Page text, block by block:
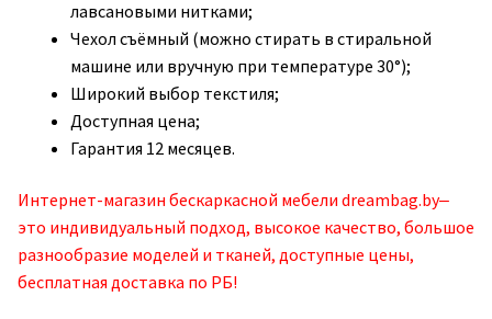
лавсановыми нитками;
Чехол съёмный (можно стирать в стиральной
машине или вручную при температуре 30°);
Широкий выбор текстиля;
Доступная цена;
Гарантия 12 месяцев.
Интернет-магазин бескаркасной мебели dreambag.by‒
это индивидуальный подход, высокое качество, большое
разнообразие моделей и тканей, доступные цены,
бесплатная доставка по РБ!